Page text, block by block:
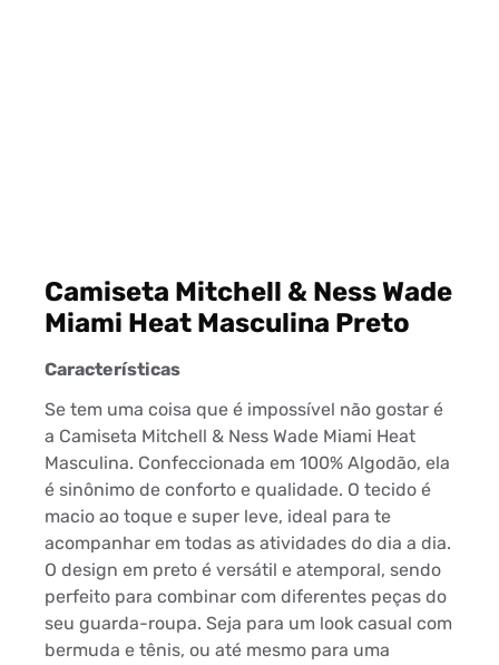
Camiseta Mitchell & Ness Wade
Miami Heat Masculina Preto
Características
Se tem uma coisa que é impossível não gostar é
a Camiseta Mitchell & Ness Wade Miami Heat
Masculina. Confeccionada em 100% Algodão, ela
é sinônimo de conforto e qualidade. O tecido é
macio ao toque e super leve, ideal para te
acompanhar em todas as atividades do dia a dia.
O design em preto é versátil e atemporal, sendo
perfeito para combinar com diferentes peças do
seu guarda-roupa. Seja para um look casual com
bermuda e tênis, ou até mesmo para uma